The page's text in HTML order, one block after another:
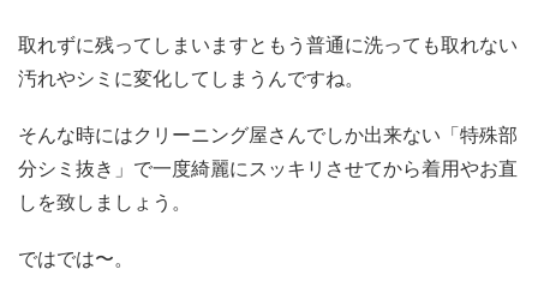
取れずに残ってしまいますともう普通に洗っても取れない
汚れやシミに変化してしまうんですね。
そんな時にはクリーニング屋さんでしか出来ない「特殊部
分シミ抜き」で一度綺麗にスッキリさせてから着用やお直
しを致しましょう。
ではでは〜。